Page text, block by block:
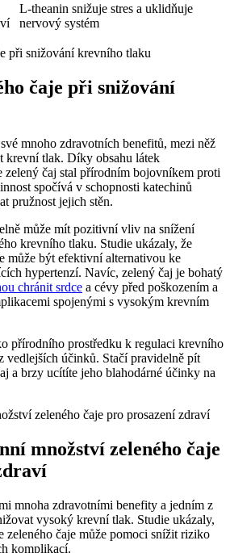
L-theanin snižuje stres a uklidňuje
nervový systém
čaje při snižování
mnoho zdravotních benefitů, mezi něž
krevní tlak. Díky obsahu látek
zelený čaj stal přírodním bojovníkem proti
spočívá v schopnosti katechinů
pružnost jejich stěn.
může mít pozitivní vliv na snížení
krevního tlaku. Studie ukázaly, že
může být efektivní alternativou ke
hypertenzí. Navíc, zelený čaj je bohatý
chránit srdce a cévy před poškozením a
spojenými s vysokým krevním
přírodního prostředku k regulaci krevního
vedlejších účinků. Stačí pravidelně pít
a brzy ucítíte jeho blahodárné účinky na
množství zeleného čaje
mnoha zdravotními benefity a jedním z
vysoký krevní tlak. Studie ukázaly,
zeleného čaje může pomoci snížit riziko
komplikací.